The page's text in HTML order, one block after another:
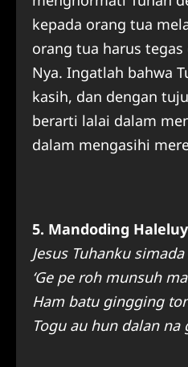
kepada orang tua
orang tua harus
Nya. Ingatlah bahwa
kasih, dan dengan
berarti lalai dalam
dalam mengasihi
5. Mandoding
Jesus Tuhanku
‘Ge pe roh munsuh
Ham batu gingging
Togu au hun dalan